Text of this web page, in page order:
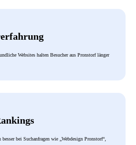
Websites halten Besucher aus Pronstorf länger
bei Suchanfragen wie „Webdesign Pronstorf“,